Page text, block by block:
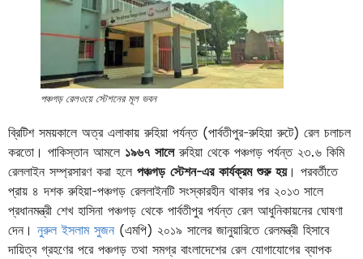
পঞ্চগড় রেলওয়ে স্টেশনের মূল ভবন
ব্রিটিশ সময়কালে অত্র এলাকায় রুহিয়া পর্যন্ত (পার্বতীপুর-রুহিয়া রুটে) রেল চলাচল
করতো। পাকিস্তান আমলে ১৯৬৭ সালেরুহিয়া থেকে পঞ্চগড় পর্যন্ত ২৩.৬ কিমি
রেললাইন সম্প্রসারণ করা হলে পঞ্চগড় স্টেশন-এর কার্যক্রম শুরু হয়। পরবর্তীতে
প্রায় ৪ দশক রুহিয়া-পঞ্চগড় রেললাইনটি সংস্কারহীন থাকার পর ২০১৩ সালে
প্রধানমন্ত্রী শেখ হাসিনা পঞ্চগড় থেকে পার্বতীপুর পর্যন্ত রেল আধুনিকায়নের ঘোষণা
দেন। নুরুল ইসলাম সুজন (এমপি) ২০১৯ সালের জানুয়ারিতে রেলমন্ত্রী হিসাবে
দায়িত্ব গ্রহণের পরে পঞ্চগড় তথা সমগ্র বাংলাদেশের রেল যোগাযোগের ব্যাপক